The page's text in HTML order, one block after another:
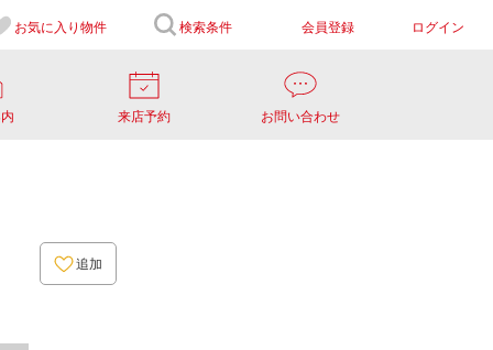
お気に入り 物件 検索条件 会員登録 ログイン
来店予約 お問い合わせ
追加